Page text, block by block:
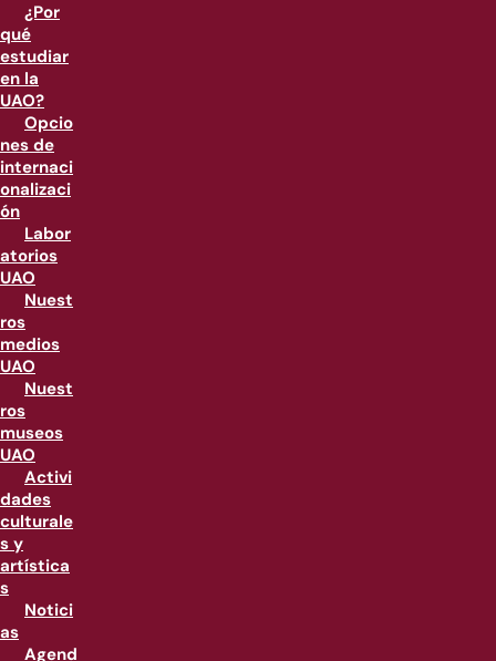
¿Por
qué
estudiar
en la
UAO?
Opcio
nes de
internaci
onalizaci
ón
Labor
atorios
UAO
Nuest
ros
medios
UAO
Nuest
ros
museos
UAO
Activi
dades
culturale
s y
artística
s
Notici
as
Agend